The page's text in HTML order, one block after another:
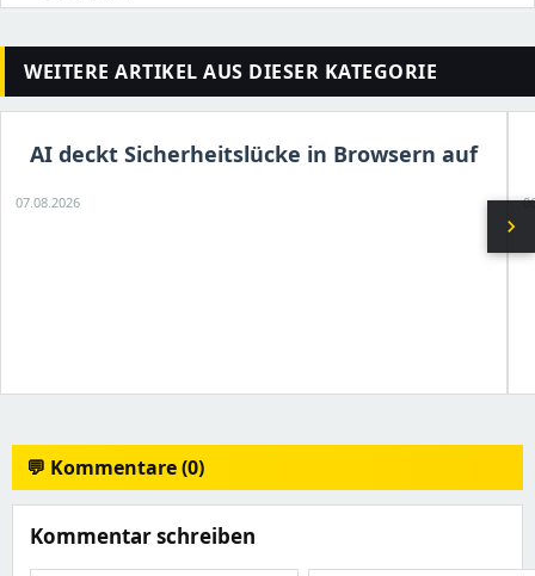
WEITERE ARTIKEL AUS DIESER KATEGORIE
chevron_right
AI deckt Sicherheitslücke in Browsern auf
07.08.2026
💬 Kommentare (0)
Kommentar schreiben